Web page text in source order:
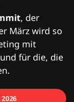
, der
März wird so
mit
für die, die